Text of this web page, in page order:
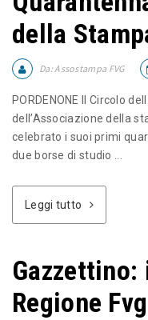
della
Da:Assostampa FVG
PORDENONE Il Circolo
dell’Associazione della
celebrato i suoi primi
due borse di studio ...
Leggi tutto
Regione Fvg